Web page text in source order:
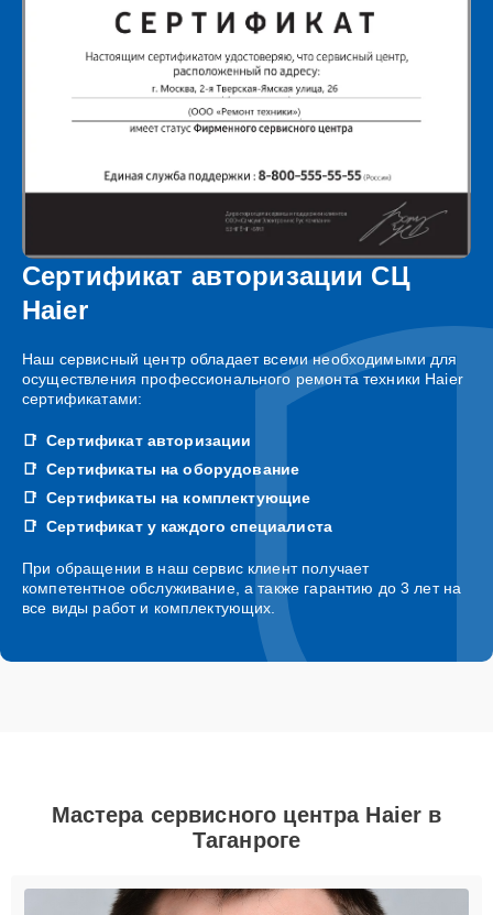
Сертификат авторизации СЦ
Haier
Наш сервисный центр обладает всеми необходимыми для
осуществления профессионального ремонта техники Haier
сертификатами:
Сертификат авторизации
Сертификаты на оборудование
Сертификаты на комплектующие
Сертификат у каждого специалиста
При обращении в наш сервис клиент получает
компетентное обслуживание, а также гарантию до 3 лет на
все виды работ и комплектующих.
Мастера сервисного центра Haier в
Таганроге